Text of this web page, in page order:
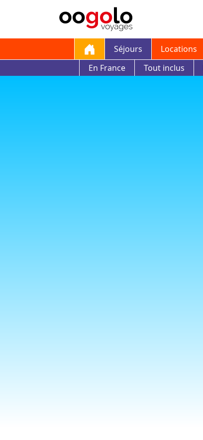
Séjours Locations
En France
Tout inclus